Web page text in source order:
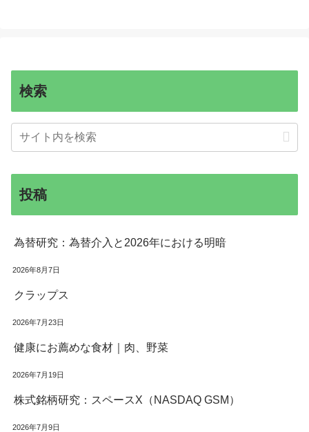
検索
投稿
為替研究：為替介入と2026年における明暗
2026年8月7日
クラップス
2026年7月23日
健康にお薦めな食材｜肉、野菜
2026年7月19日
株式銘柄研究：スペースX（NASDAQ GSM）
2026年7月9日